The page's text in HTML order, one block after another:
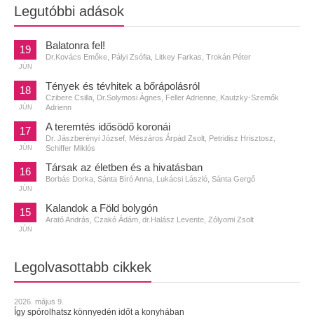
Legutóbbi adások
19
JÚN
Balatonra fel!
Dr.Kovács Emőke, Pályi Zsófia, Litkey Farkas, Trokán Péter
18
JÚN
Tények és tévhitek a bőrápolásról
Czibere Csilla, Dr.Solymosi Ágnes, Feller Adrienne, Kautzky-Szemők
Adrienn
17
JÚN
A teremtés idősödő koronái
Dr. Jászberényi József, Mészáros Árpád Zsolt, Petridisz Hrisztosz,
Schiffer Miklós
16
JÚN
Társak az életben és a hivatásban
Borbás Dorka, Sánta Bíró Anna, Lukácsi László, Sánta Gergő
15
JÚN
Kalandok a Föld bolygón
Arató András, Czakó Ádám, dr.Halász Levente, Zólyomi Zsolt
Legolvasottabb cikkek
2026. május 9.
Így spórolhatsz könnyedén időt a konyhában